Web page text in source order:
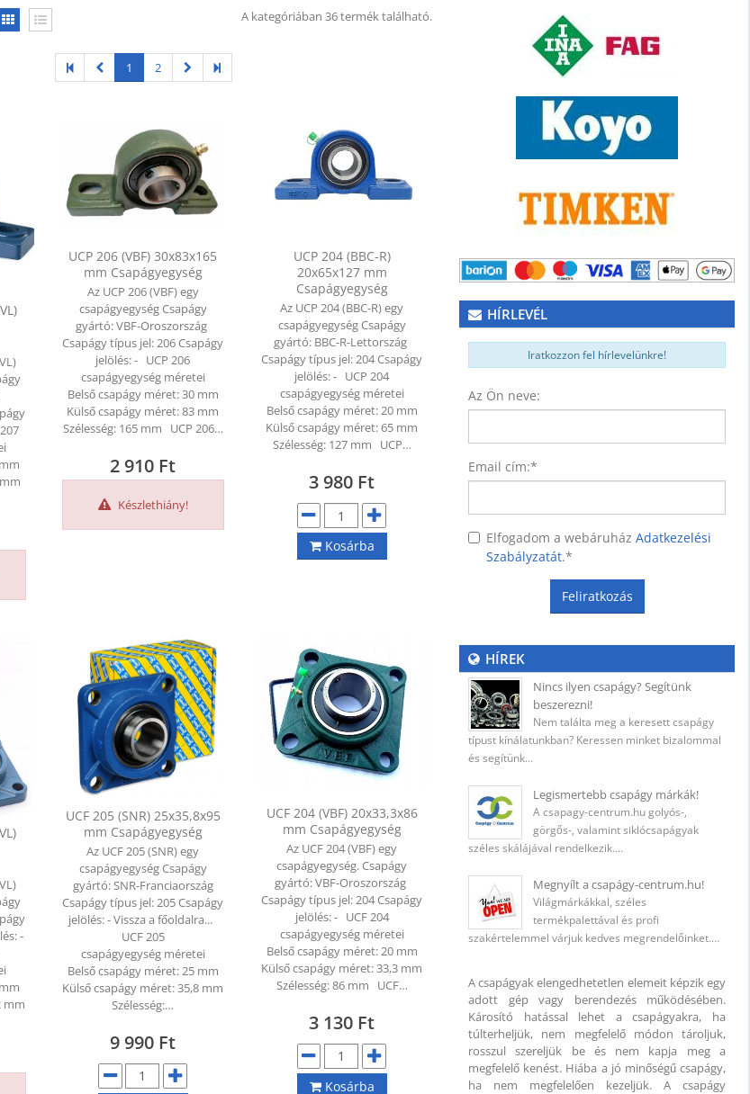
A kategóriában 36 termék található.
1 2
UCP 206 (VBF) 30x83x165
mm Csapágyegység
Az UCP 206 (VBF) egy
csapágyegység Csapágy
gyártó: VBF-Oroszország
Csapágy típus jel: 206 Csapágy
jelölés: - UCP 206
csapágyegység méretei
Belső csapágy méret: 30 mm
Külső csapágy méret: 83 mm
Szélesség: 165 mm UCP 206…
2 910 Ft
Készlethiány!
UCP 204 (BBC-R)
20x65x127 mm
Csapágyegység
Az UCP 204 (BBC-R) egy
csapágyegység Csapágy
gyártó: BBC-R-Lettország
Csapágy típus jel: 204 Csapágy
jelölés: - UCP 204
csapágyegység méretei
Belső csapágy méret: 20 mm
Külső csapágy méret: 65 mm
Szélesség: 127 mm UCP…
3 980 Ft
Kosárba
-
mm
UCF 205 (SNR) 25x35,8x95
mm Csapágyegység
Az UCF 205 (SNR) egy
csapágyegység Csapágy
gyártó: SNR-Franciaország
Csapágy típus jel: 205 Csapágy
jelölés: - Vissza a főoldalra...
UCF 205
csapágyegység méretei
Belső csapágy méret: 25 mm
Külső csapágy méret: 35,8 mm
Szélesség:…
9 990 Ft
UCF 204 (VBF) 20x33,3x86
mm Csapágyegység
Az UCF 204 (VBF) egy
csapágyegység. Csapágy
gyártó: VBF-Oroszország
Csapágy típus jel: 204 Csapágy
jelölés: - UCF 204
csapágyegység méretei
Belső csapágy méret: 20 mm
Külső csapágy méret: 33,3 mm
Szélesség: 86 mm UCF…
3 130 Ft
Kosárba
HÍRLEVÉL
Iratkozzon fel hírlevelünkre!
Az Ön neve:
Email cím:*
Elfogadom a webáruház Adatkezelési
Szabályzatát.*
Feliratkozás
HÍREK
Nincs ilyen csapágy? Segítünk
beszerezni!
Nem találta meg a keresett csapágy
típust kínálatunkban? Keressen minket bizalommal
és segítünk…
Legismertebb csapágy márkák!
A csapagy-centrum.hu golyós-,
görgős-, valamint siklócsapágyak
széles skálájával rendelkezik.…
Megnyílt a csapágy-centrum.hu!
Világmárkákkal, széles
termékpalettával és profi
szakértelemmel várjuk kedves megrendelőinket.…
A csapágyak elengedhetetlen elemeit képzik egy
adott gép vagy berendezés működésében.
Károsító hatással lehet a csapágyakra, ha
túlterheljük, nem megfelelő módon tároljuk,
rosszul szereljük be és nem kapja meg a
megfelelő kenést. Hiába a jó minőségű csapágy,
ha nem megfelelően kezeljük. A csapágy
Féktisztító (500 ml) (BERNER)
helyett1 674
207 (ZVL)
Csapágyegység
rögzítő
(BERNER)
30x83x165 mm
20x42x12 mm
35x93x16 mm Csapágyegység
Persely és csapágy rögzítő
ragasztó (60 g) (BERNER)
UCP 206 (VBF) 30x83x165 mm
6004 ZZ (VBF) 20x42x12 mm
HB 1120 Lw (KLEBERG)
17x1120 mm Ékszíj